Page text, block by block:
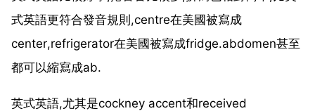
式英語更符合發音規則,centre在美國被寫成
center,refrigerator在美國被寫成fridge.abdomen甚至
都可以縮寫成ab.
英式英語,尤其是cockney accent和received